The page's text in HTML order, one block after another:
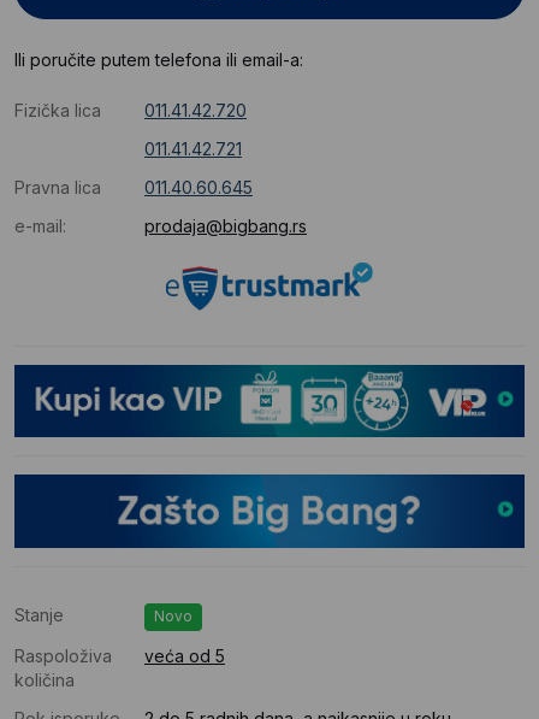
Ili poručite putem telefona ili email-a:
Fizička lica
011.41.42.720
011.41.42.721
Pravna lica
011.40.60.645
e-mail:
prodaja@bigbang.rs
Stanje Novo
Raspoloživa
količina
veća od 5